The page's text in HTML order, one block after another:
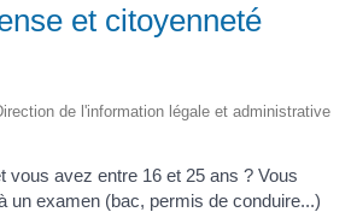
et citoyenneté
de l'information légale et administrative
vous avez entre 16 et 25 ans ? Vous
un examen (bac, permis de conduire...)